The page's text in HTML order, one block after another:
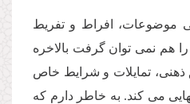
موضوعات، افراط و تفریط
هم نمى توان گرفت بالاخره
تمایلات و شرایط خاص
مى كند. به خاطر دارم كه